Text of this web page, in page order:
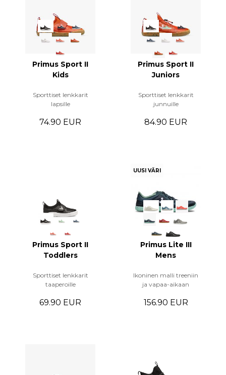
Primus Sport II
Kids
Sporttiset lenkkarit
lapsille
74.90 EUR
Primus Sport II
Juniors
Sporttiset lenkkarit
junnuille
84.90 EUR
Primus Sport II
Toddlers
Sporttiset lenkkarit
taaperoille
69.90 EUR
UUSI VÄRI
Primus Lite III
Mens
Ikoninen malli treeniin
ja vapaa-aikaan
156.90 EUR